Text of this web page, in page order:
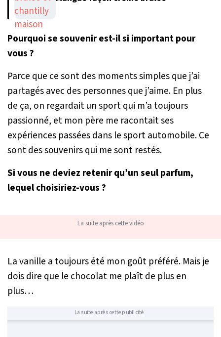
Pourquoi se souvenir est-il si important pour
vous ?
Parce que ce sont des moments simples que j’ai
partagés avec des personnes que j’aime. En plus
de ça, on regardait un sport qui m’a toujours
passionné, et mon père me racontait ses
expériences passées dans le sport automobile. Ce
sont des souvenirs qui me sont restés.
Si vous ne deviez retenir qu’un seul parfum,
lequel choisiriez-vous ?
La suite après cette vidéo
La vanille a toujours été mon goût préféré. Mais je
dois dire que le chocolat me plaît de plus en
plus…
La suite après cette publicité